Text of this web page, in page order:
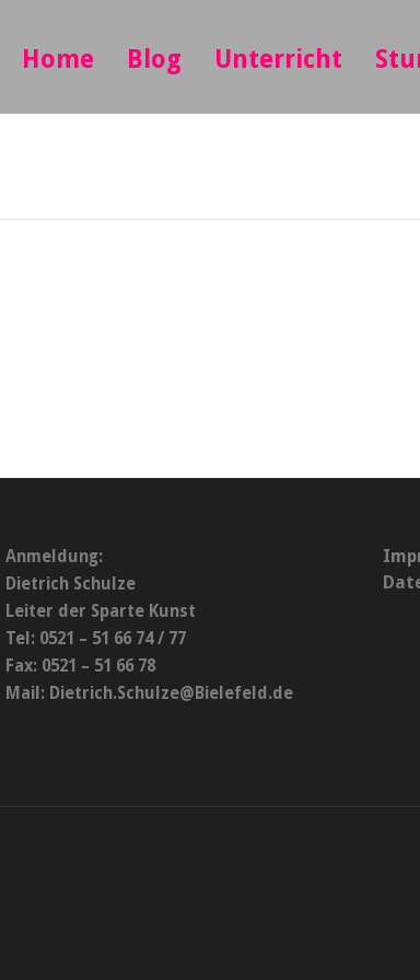
Home Blog Unterricht
Anmeldung:
Dietrich Schulze
Leiter der Sparte Kunst
Tel: 0521 – 51 66 74 / 77
Fax: 0521 – 51 66 78
Mail: Dietrich.Schulze@Bielefeld.de